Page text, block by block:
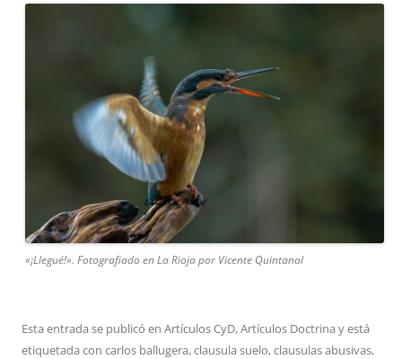
«¡Llegué!». Fotografiado en La Rioja por Vicente Quintanal
Esta entrada se publicó en Artículos CyD,Artículos Doctrina y está
etiquetada con carlos ballugera,clausula suelo,clausulas abusivas,